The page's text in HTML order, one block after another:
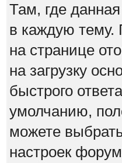
Там, где
в каждую тему.
на странице
на загрузку
быстрого
умолчанию,
можете
настроек